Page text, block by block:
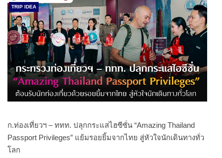
TRIP IDEA
ก.ท่องเที่ยวฯ – ททท. ปลุกกระแสไฮซีซั่น “Amazing Thailand
Passport Privileges” แย้มรอยยิ้มจากไทย สู่หัวใจนักเดินทางทั่ว
โลก